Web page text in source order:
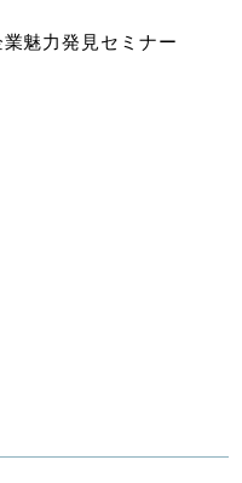
業魅力発見セミナー